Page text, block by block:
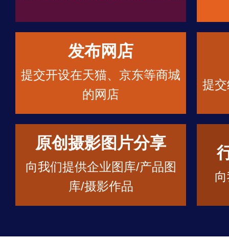
发布网店
提交开设在天猫、京东等商城
的网店
提
原创摄影图片分享
向我们提供企业图库/产品图
库/摄影作品